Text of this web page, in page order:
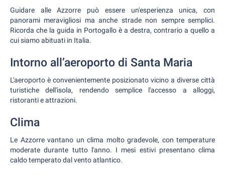
Guidare alle Azzorre può essere un'esperienza unica, con
panorami meravigliosi ma anche strade non sempre semplici.
Ricorda che la guida in Portogallo è a destra, contrario a quello a
cui siamo abituati in Italia.
Intorno all’aeroporto di Santa Maria
L'aeroporto è convenientemente posizionato vicino a diverse città
turistiche dell'isola, rendendo semplice l'accesso a alloggi,
ristoranti e attrazioni.
Clima
Le Azzorre vantano un clima molto gradevole, con temperature
moderate durante tutto l'anno. I mesi estivi presentano clima
caldo temperato dal vento atlantico.